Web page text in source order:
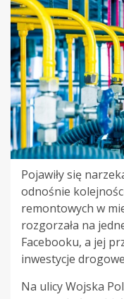
Pojawiły się
odnośnie
remontowych w
rozgorzała na
Facebooku, a jej
inwestycje
Na ulicy Wojska